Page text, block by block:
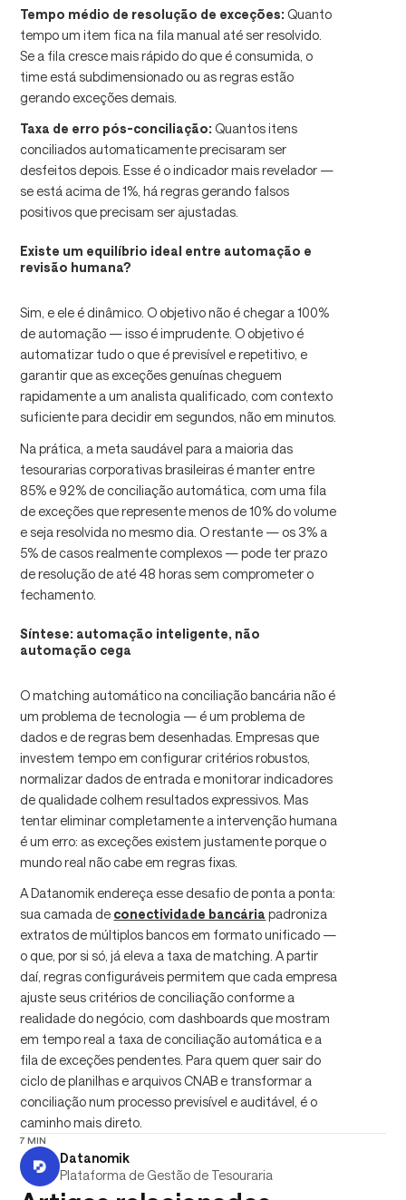
7 MIN
Datanomik
Plataforma de Gestão de Tesouraria
Tempo médio de resolução de exceções: Quanto
tempo um item fica na fila manual até ser resolvido.
Se a fila cresce mais rápido do que é consumida, o
time está subdimensionado ou as regras estão
gerando exceções demais.
Taxa de erro pós-conciliação: Quantos itens
conciliados automaticamente precisaram ser
desfeitos depois. Esse é o indicador mais revelador —
se está acima de 1%, há regras gerando falsos
positivos que precisam ser ajustadas.
Existe um equilíbrio ideal entre automação e
revisão humana?
Sim, e ele é dinâmico. O objetivo não é chegar a 100%
de automação — isso é imprudente. O objetivo é
automatizar tudo o que é previsível e repetitivo, e
garantir que as exceções genuínas cheguem
rapidamente a um analista qualificado, com contexto
suficiente para decidir em segundos, não em minutos.
Na prática, a meta saudável para a maioria das
tesourarias corporativas brasileiras é manter entre
85% e 92% de conciliação automática, com uma fila
de exceções que represente menos de 10% do volume
e seja resolvida no mesmo dia. O restante — os 3% a
5% de casos realmente complexos — pode ter prazo
de resolução de até 48 horas sem comprometer o
fechamento.
Síntese: automação inteligente, não
automação cega
O matching automático na conciliação bancária não é
um problema de tecnologia — é um problema de
dados e de regras bem desenhadas. Empresas que
investem tempo em configurar critérios robustos,
normalizar dados de entrada e monitorar indicadores
de qualidade colhem resultados expressivos. Mas
tentar eliminar completamente a intervenção humana
é um erro: as exceções existem justamente porque o
mundo real não cabe em regras fixas.
A Datanomik endereça esse desafio de ponta a ponta:
sua camada de conectividade bancária padroniza
extratos de múltiplos bancos em formato unificado —
o que, por si só, já eleva a taxa de matching. A partir
daí, regras configuráveis permitem que cada empresa
ajuste seus critérios de conciliação conforme a
realidade do negócio, com dashboards que mostram
em tempo real a taxa de conciliação automática e a
fila de exceções pendentes. Para quem quer sair do
ciclo de planilhas e arquivos CNAB e transformar a
conciliação num processo previsível e auditável, é o
caminho mais direto.